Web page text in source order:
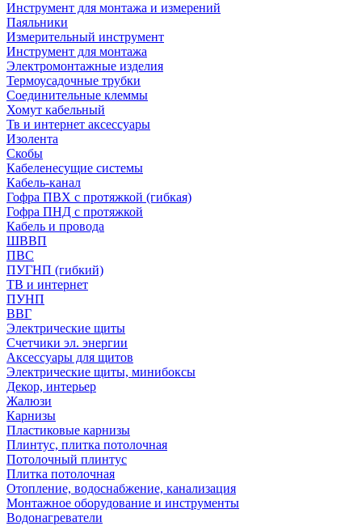
Инструмент для монтажа и измерений
Паяльники
Измерительный инструмент
Инструмент для монтажа
Электромонтажные изделия
Термоусадочные трубки
Соединительные клеммы
Хомут кабельный
Тв и интернет аксессуары
Изолента
Скобы
Кабеленесущие системы
Кабель-канал
Гофра ПВХ с протяжкой (гибкая)
Гофра ПНД с протяжкой
Кабель и провода
ШВВП
ПВС
ПУГНП (гибкий)
ТВ и интернет
ПУНП
ВВГ
Электрические щиты
Счетчики эл. энергии
Аксессуары для щитов
Электрические щиты, минибоксы
Декор, интерьер
Жалюзи
Карнизы
Пластиковые карнизы
Плинтус, плитка потолочная
Потолочный плинтус
Плитка потолочная
Отопление, водоснабжение, канализация
Монтажное оборудование и инструменты
Водонагреватели